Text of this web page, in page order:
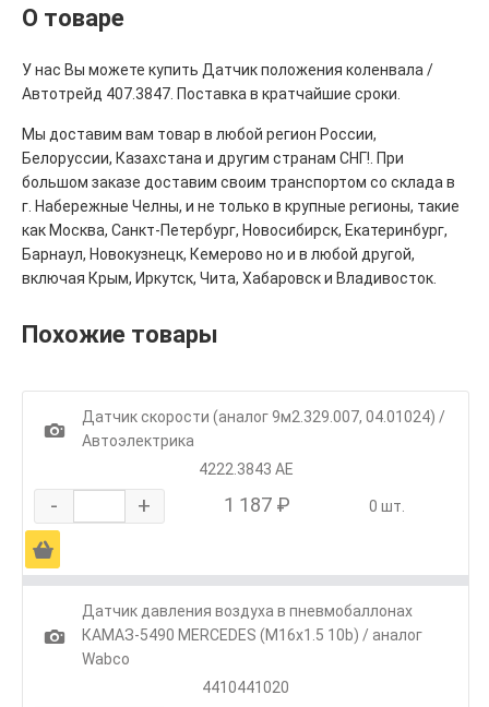
О товаре
У нас Вы можете купить Датчик положения коленвала /
Автотрейд 407.3847. Поставка в кратчайшие сроки.
Мы доставим вам товар в любой регион России,
Белоруссии, Казахстана и другим странам СНГ!. При
большом заказе доставим своим транспортом со склада в
г. Набережные Челны, и не только в крупные регионы, такие
как Москва, Санкт-Петербург, Новосибирск, Екатеринбург,
Барнаул, Новокузнецк, Кемерово но и в любой другой,
включая Крым, Иркутск, Чита, Хабаровск и Владивосток.
Похожие товары
1
Датчик скорости (аналог 9м2.329.007, 04.01024) /
Автоэлектрика
4222.3843 АЕ
- + 1 187 ₽ 0 шт.
Ä
1
Датчик давления воздуха в пневмобаллонах
КАМАЗ-5490 MERCEDES (M16х1.5 10b) / аналог
Wabco
4410441020